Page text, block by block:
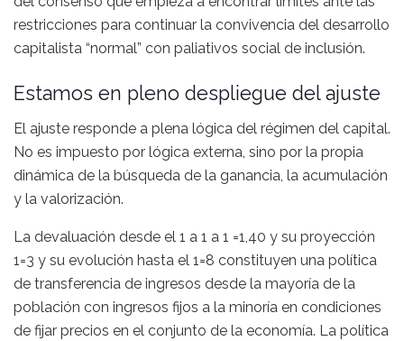
restricciones para continuar la convivencia del desarrollo
capitalista “normal” con paliativos social de inclusión.
Estamos en pleno despliegue del ajuste
El ajuste responde a plena lógica del régimen del capital.
No es impuesto por lógica externa, sino por la propia
dinámica de la búsqueda de la ganancia, la acumulación
y la valorización.
La devaluación desde el 1 a 1 a 1 =1,40 y su proyección
1=3 y su evolución hasta el 1=8 constituyen una política
de transferencia de ingresos desde la mayoría de la
población con ingresos fijos a la minoría en condiciones
de fijar precios en el conjunto de la economía. La política